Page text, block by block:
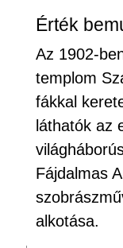
Érték
Az 1902-
templom
fákkal
láthatók az
Fájdalmas
alkotása.